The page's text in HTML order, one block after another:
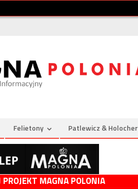
Felietony Patlewicz & Holocher
PROJEKT MAGNA POLONIA